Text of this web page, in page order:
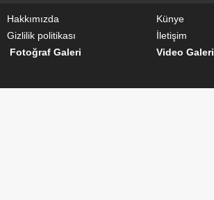
Hakkımızda Künye
Gizlilik politikası
İletişim
Fotoğraf Galeri
Video Galeri